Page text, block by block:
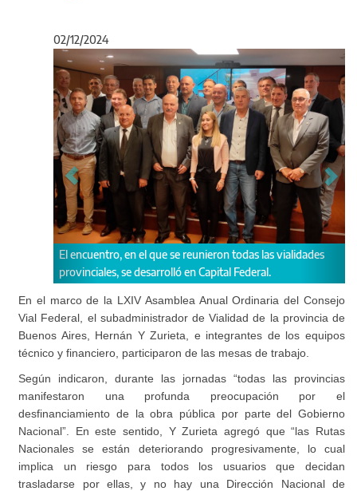
02/12/2024
todas las vialidades
Buenos Aires participó de la LXIV Asamblea
Ordinaria del Consejo Vial Federal.
Anterior
En el marco de la LXIV Asamblea Anual Ordinaria del Consejo
Vial Federal, el subadministrador de Vialidad de la provincia de
Buenos Aires, Hernán Y Zurieta, e integrantes de los equipos
técnico y financiero, participaron de las mesas de trabajo.
Según indicaron, durante las jornadas “todas las provincias
manifestaron una profunda preocupación por el
desfinanciamiento de la obra pública por parte del Gobierno
Nacional”. En este sentido, Y Zurieta agregó que “las Rutas
Nacionales se están deteriorando progresivamente, lo cual
implica un riesgo para todos los usuarios que decidan
trasladarse por ellas, y no hay una Dirección Nacional de